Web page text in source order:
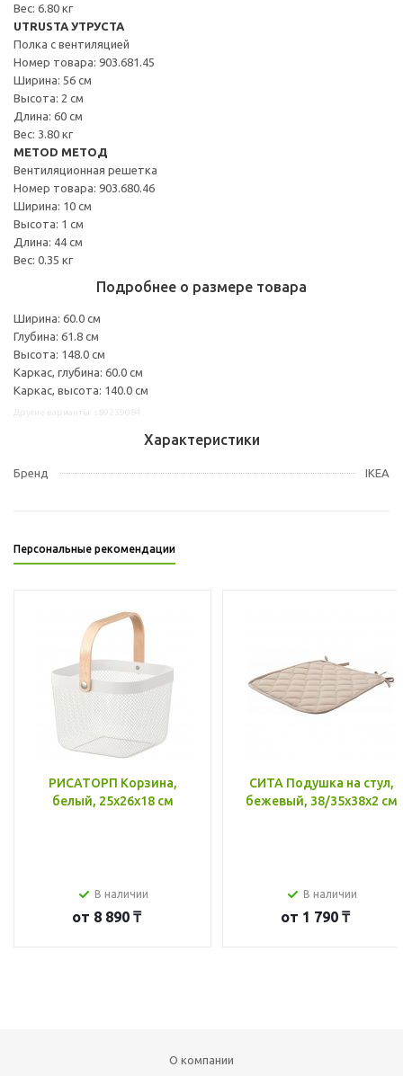
Вес: 6.80 кг
UTRUSTA УТРУСТА
Полка с вентиляцией
Номер товара: 903.681.45
Ширина: 56 см
Высота: 2 см
Длина: 60 см
Вес: 3.80 кг
METOD МЕТОД
Вентиляционная решетка
Номер товара: 903.680.46
Ширина: 10 см
Высота: 1 см
Длина: 44 см
Вес: 0.35 кг
Подробнее о размере товара
Ширина: 60.0 см
Глубина: 61.8 см
Высота: 148.0 см
Каркас, глубина: 60.0 см
Каркас, высота: 140.0 см
Характеристики
Бренд IKEA
Персональные рекомендации
РИСАТОРП Корзина,
белый, 25x26x18 см
В наличии
от 8 890 ₸
СИТА Подушка на стул,
бежевый, 38/35x38x2 см
В наличии
от 1 790 ₸
О компании